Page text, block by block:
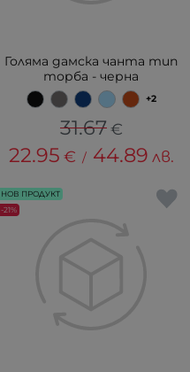
Голяма дамска чанта тип
торба - черна
+2
31.67 €
22.95 € / 44.89 лв.
НОВ ПРОДУКТ
-21%